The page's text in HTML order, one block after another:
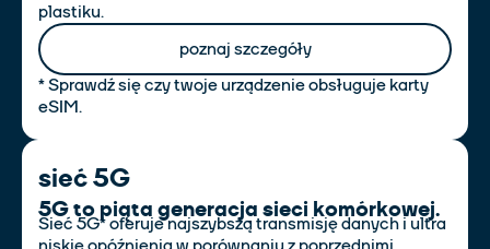
plastiku.
poznaj szczegóły
* Sprawdź się czy twoje urządzenie obsługuje karty
eSIM.
sieć 5G
5G to piąta generacja sieci komórkowej.
Sieć 5G* oferuje najszybszą transmisję danych i ultra